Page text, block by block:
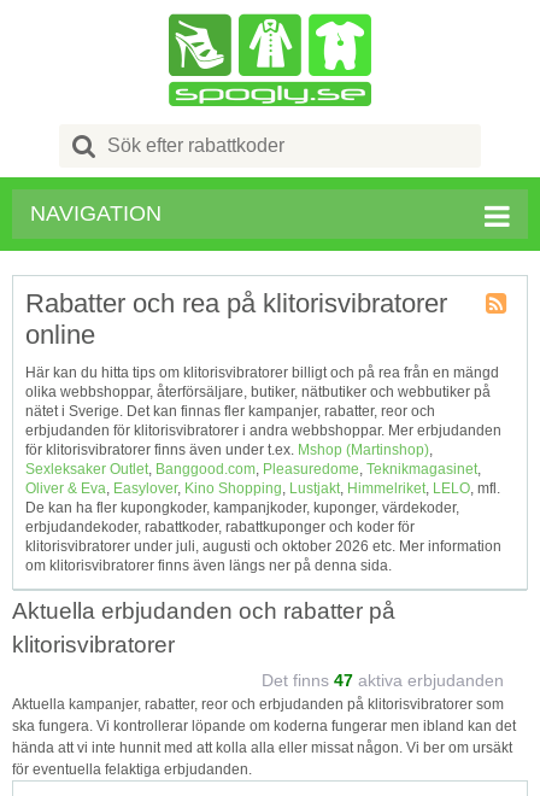
Search
for:
NAVIGATION
RSS
Rabatter och rea på klitorisvibratorer
online
Här kan du hitta tips om klitorisvibratorer billigt och på rea från en mängd
olika webbshoppar, återförsäljare, butiker, nätbutiker och webbutiker på
nätet i Sverige. Det kan finnas fler kampanjer, rabatter, reor och
erbjudanden för klitorisvibratorer i andra webbshoppar. Mer erbjudanden
för klitorisvibratorer finns även under t.ex. Mshop (Martinshop),
Sexleksaker Outlet, Banggood.com, Pleasuredome, Teknikmagasinet,
Oliver & Eva, Easylover, Kino Shopping, Lustjakt, Himmelriket, LELO, mfl.
De kan ha fler kupongkoder, kampanjkoder, kuponger, värdekoder,
erbjudandekoder, rabattkoder, rabattkuponger och koder för
klitorisvibratorer under juli, augusti och oktober 2026 etc. Mer information
om klitorisvibratorer finns även längs ner på denna sida.
Aktuella erbjudanden och rabatter på
klitorisvibratorer
Det finns 47 aktiva erbjudanden
Aktuella kampanjer, rabatter, reor och erbjudanden på klitorisvibratorer som
ska fungera. Vi kontrollerar löpande om koderna fungerar men ibland kan det
hända att vi inte hunnit med att kolla alla eller missat någon. Vi ber om ursäkt
för eventuella felaktiga erbjudanden.